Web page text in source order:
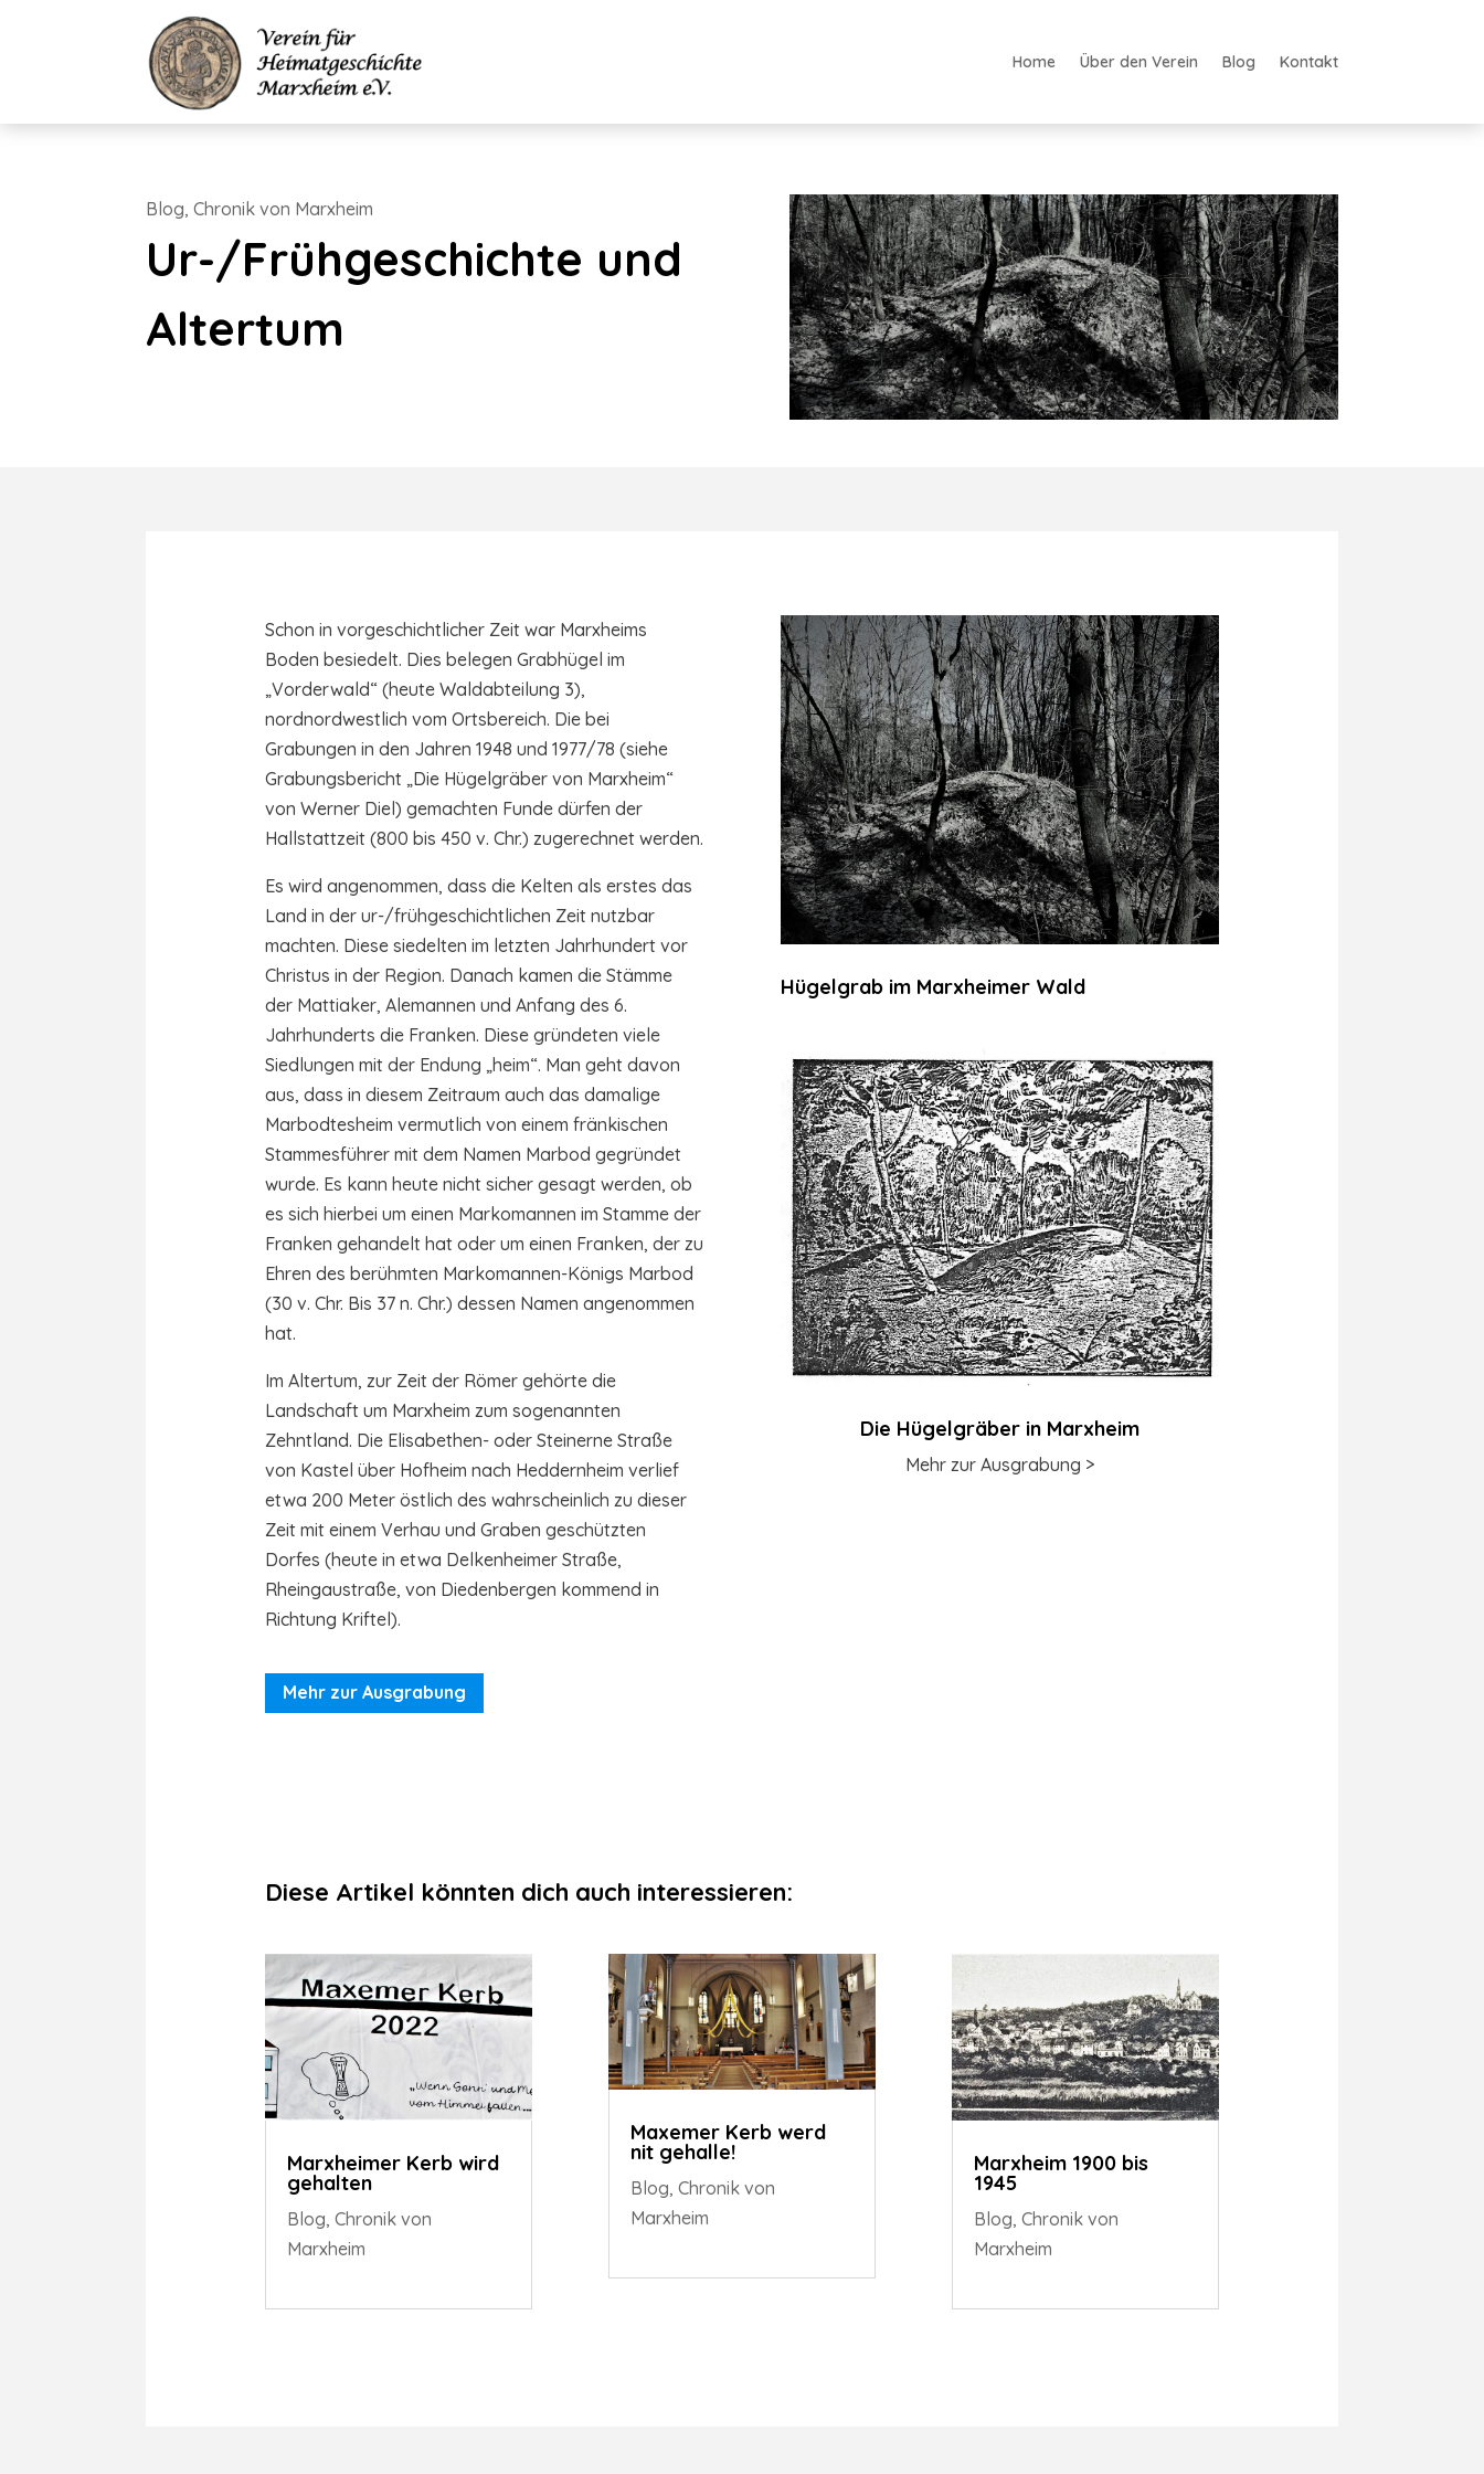
Home Über den Verein Blog Kontakt
Blog, Chronik von Marxheim
Ur-/Frühgeschichte und
Altertum
Schon in vorgeschichtlicher Zeit war Marxheims
Boden besiedelt. Dies belegen Grabhügel im
„Vorderwald“ (heute Waldabteilung 3),
nordnordwestlich vom Ortsbereich. Die bei
Grabungen in den Jahren 1948 und 1977/78 (siehe
Grabungsbericht „Die Hügelgräber von Marxheim“
von Werner Diel) gemachten Funde dürfen der
Hallstattzeit (800 bis 450 v. Chr.) zugerechnet werden.
Es wird angenommen, dass die Kelten als erstes das
Land in der ur-/frühgeschichtlichen Zeit nutzbar
machten. Diese siedelten im letzten Jahrhundert vor
Christus in der Region. Danach kamen die Stämme
der Mattiaker, Alemannen und Anfang des 6.
Jahrhunderts die Franken. Diese gründeten viele
Siedlungen mit der Endung „heim“. Man geht davon
aus, dass in diesem Zeitraum auch das damalige
Marbodtesheim vermutlich von einem fränkischen
Stammesführer mit dem Namen Marbod gegründet
wurde. Es kann heute nicht sicher gesagt werden, ob
es sich hierbei um einen Markomannen im Stamme der
Franken gehandelt hat oder um einen Franken, der zu
Ehren des berühmten Markomannen-Königs Marbod
(30 v. Chr. Bis 37 n. Chr.) dessen Namen angenommen
hat.
Im Altertum, zur Zeit der Römer gehörte die
Landschaft um Marxheim zum sogenannten
Zehntland. Die Elisabethen- oder Steinerne Straße
von Kastel über Hofheim nach Heddernheim verlief
etwa 200 Meter östlich des wahrscheinlich zu dieser
Zeit mit einem Verhau und Graben geschützten
Dorfes (heute in etwa Delkenheimer Straße,
Rheingaustraße, von Diedenbergen kommend in
Richtung Kriftel).
Mehr zur Ausgrabung
Hügelgrab im Marxheimer Wald
Die Hügelgräber in Marxheim
Mehr zur Ausgrabung >
Diese Artikel könnten dich auch interessieren:
Marxheimer Kerb wird
gehalten
Blog, Chronik von
Marxheim
Maxemer Kerb werd
nit gehalle!
Blog,Chronik von
Marxheim
Marxheim 1900 bis
1945
Blog,Chronik von
Marxheim